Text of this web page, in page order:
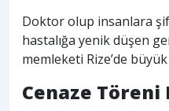
Doktor olup insanlara
hastalığa yenik düşen
memleketi Rize’de
Cenaze Töreni